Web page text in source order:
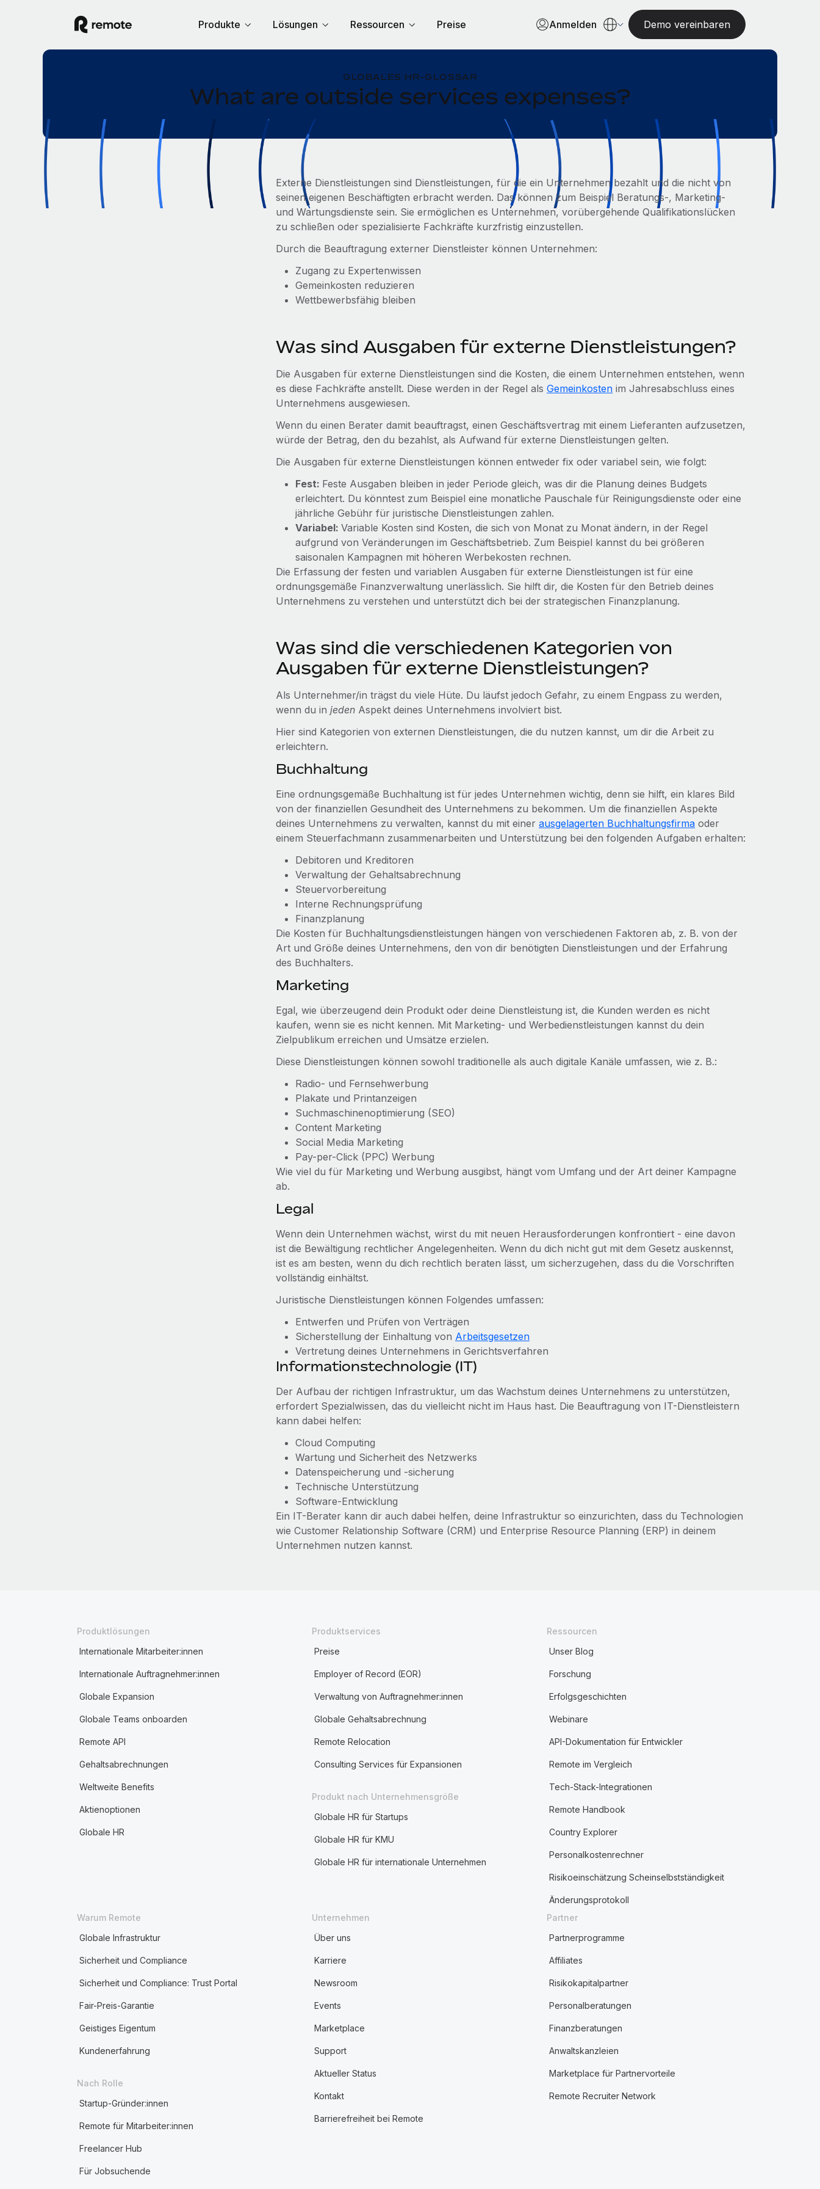
Produkte Lösungen Ressourcen Preise Anmelden Demo vereinbaren
GLOBALES HR-GLOSSAR
What are outside services expenses?
Externe Dienstleistungen sind Dienstleistungen, für die ein Unternehmen bezahlt und die nicht von
seinen eigenen Beschäftigten erbracht werden. Das können zum Beispiel Beratungs-, Marketing-
und Wartungsdienste sein. Sie ermöglichen es Unternehmen, vorübergehende Qualifikationslücken
zu schließen oder spezialisierte Fachkräfte kurzfristig einzustellen.
Durch die Beauftragung externer Dienstleister können Unternehmen:
Zugang zu Expertenwissen
Gemeinkosten reduzieren
Wettbewerbsfähig bleiben
Was sind Ausgaben für externe Dienstleistungen?
Die Ausgaben für externe Dienstleistungen sind die Kosten, die einem Unternehmen entstehen, wenn
es diese Fachkräfte anstellt. Diese werden in der Regel als Gemeinkostenim Jahresabschluss eines
Unternehmens ausgewiesen.
Wenn du einen Berater damit beauftragst, einen Geschäftsvertrag mit einem Lieferanten aufzusetzen,
würde der Betrag, den du bezahlst, als Aufwand für externe Dienstleistungen gelten.
Die Ausgaben für externe Dienstleistungen können entweder fix oder variabel sein, wie folgt:
Fest: Feste Ausgaben bleiben in jeder Periode gleich, was dir die Planung deines Budgets
erleichtert. Du könntest zum Beispiel eine monatliche Pauschale für Reinigungsdienste oder eine
jährliche Gebühr für juristische Dienstleistungen zahlen.
Variabel: Variable Kosten sind Kosten, die sich von Monat zu Monat ändern, in der Regel
aufgrund von Veränderungen im Geschäftsbetrieb. Zum Beispiel kannst du bei größeren
saisonalen Kampagnen mit höheren Werbekosten rechnen.
Die Erfassung der festen und variablen Ausgaben für externe Dienstleistungen ist für eine
ordnungsgemäße Finanzverwaltung unerlässlich. Sie hilft dir, die Kosten für den Betrieb deines
Unternehmens zu verstehen und unterstützt dich bei der strategischen Finanzplanung.
Was sind die verschiedenen Kategorien von
Ausgaben für externe Dienstleistungen?
Als Unternehmer/in trägst du viele Hüte. Du läufst jedoch Gefahr, zu einem Engpass zu werden,
wenn du in jedenAspekt deines Unternehmens involviert bist.
Hier sind Kategorien von externen Dienstleistungen, die du nutzen kannst, um dir die Arbeit zu
erleichtern.
Buchhaltung
Eine ordnungsgemäße Buchhaltung ist für jedes Unternehmen wichtig, denn sie hilft, ein klares Bild
von der finanziellen Gesundheit des Unternehmens zu bekommen. Um die finanziellen Aspekte
deines Unternehmens zu verwalten, kannst du mit einer ausgelagerten Buchhaltungsfirmaoder
einem Steuerfachmann zusammenarbeiten und Unterstützung bei den folgenden Aufgaben erhalten:
Debitoren und Kreditoren
Verwaltung der Gehaltsabrechnung
Steuervorbereitung
Interne Rechnungsprüfung
Finanzplanung
Die Kosten für Buchhaltungsdienstleistungen hängen von verschiedenen Faktoren ab, z. B. von der
Art und Größe deines Unternehmens, den von dir benötigten Dienstleistungen und der Erfahrung
des Buchhalters.
Marketing
Egal, wie überzeugend dein Produkt oder deine Dienstleistung ist, die Kunden werden es nicht
kaufen, wenn sie es nicht kennen. Mit Marketing- und Werbedienstleistungen kannst du dein
Zielpublikum erreichen und Umsätze erzielen.
Diese Dienstleistungen können sowohl traditionelle als auch digitale Kanäle umfassen, wie z. B.:
Radio- und Fernsehwerbung
Plakate und Printanzeigen
Suchmaschinenoptimierung (SEO)
Content Marketing
Social Media Marketing
Pay-per-Click (PPC) Werbung
Wie viel du für Marketing und Werbung ausgibst, hängt vom Umfang und der Art deiner Kampagne
ab.
Legal
Wenn dein Unternehmen wächst, wirst du mit neuen Herausforderungen konfrontiert - eine davon
ist die Bewältigung rechtlicher Angelegenheiten. Wenn du dich nicht gut mit dem Gesetz auskennst,
ist es am besten, wenn du dich rechtlich beraten lässt, um sicherzugehen, dass du die Vorschriften
vollständig einhältst.
Juristische Dienstleistungen können Folgendes umfassen:
Entwerfen und Prüfen von Verträgen
Sicherstellung der Einhaltung von Arbeitsgesetzen
Vertretung deines Unternehmens in Gerichtsverfahren
Informationstechnologie (IT)
Der Aufbau der richtigen Infrastruktur, um das Wachstum deines Unternehmens zu unterstützen,
erfordert Spezialwissen, das du vielleicht nicht im Haus hast. Die Beauftragung von IT-Dienstleistern
kann dabei helfen:
Cloud Computing
Wartung und Sicherheit des Netzwerks
Datenspeicherung und -sicherung
Technische Unterstützung
Software-Entwicklung
Ein IT-Berater kann dir auch dabei helfen, deine Infrastruktur so einzurichten, dass du Technologien
wie Customer Relationship Software (CRM) und Enterprise Resource Planning (ERP) in deinem
Unternehmen nutzen kannst.
Produktlösungen
Internationale Mitarbeiter:innen
Internationale Auftragnehmer:innen
Globale Expansion
Globale Teams onboarden
Remote API
Gehaltsabrechnungen
Weltweite Benefits
Aktienoptionen
Globale HR
Produktservices
Preise
Employer of Record (EOR)
Verwaltung von Auftragnehmer:innen
Globale Gehaltsabrechnung
Remote Relocation
Consulting Services für Expansionen
Produkt nach Unternehmensgröße
Globale HR für Startups
Globale HR für KMU
Globale HR für internationale Unternehmen
Ressourcen
Unser Blog
Forschung
Erfolgsgeschichten
Webinare
API-Dokumentation für Entwickler
Remote im Vergleich
Tech-Stack-Integrationen
Remote Handbook
Country Explorer
Personalkostenrechner
Risikoeinschätzung Scheinselbstständigkeit
Änderungsprotokoll
Warum Remote
Globale Infrastruktur
Sicherheit und Compliance
Sicherheit und Compliance: Trust Portal
Fair-Preis-Garantie
Geistiges Eigentum
Kundenerfahrung
Nach Rolle
Startup-Gründer:innen
Remote für Mitarbeiter:innen
Freelancer Hub
Für Jobsuchende
Unternehmen
Über uns
Karriere
Newsroom
Events
Marketplace
Support
Aktueller Status
Kontakt
Barrierefreiheit bei Remote
Partner
Partnerprogramme
Affiliates
Risikokapitalpartner
Personalberatungen
Finanzberatungen
Anwaltskanzleien
Marketplace für Partnervorteile
Remote Recruiter Network